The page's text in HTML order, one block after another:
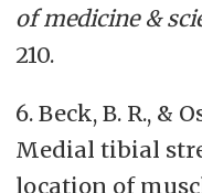
of medicine &
210.
6. Beck, B. R., &
Medial tibial
location of